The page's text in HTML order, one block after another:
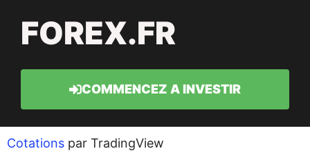
FOREX.FR
COMMENCEZ A INVESTIR
Cotations par TradingView